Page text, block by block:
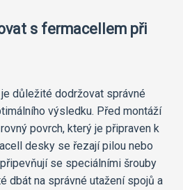
s fermacellem při
důležité dodržovat správné
výsledku. Před montáží
povrch, který je připraven k
desky se řezají pilou nebo
se speciálními šrouby
dbát na správné utažení spojů a